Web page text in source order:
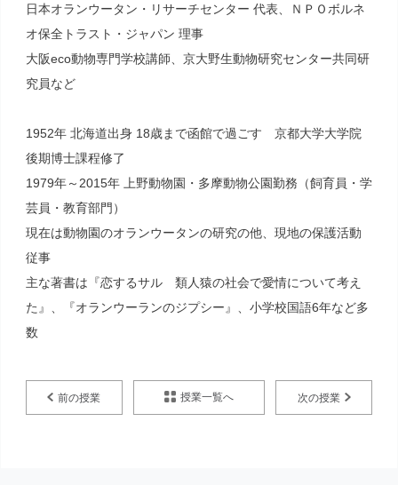
日本オランウータン・リサーチセンター 代表、ＮＰＯボルネ
オ保全トラスト・ジャパン 理事
大阪eco動物専門学校講師、京大野生動物研究センター共同研
究員など
1952年 北海道出身 18歳まで函館で過ごす 京都大学大学院
後期博士課程修了
1979年～2015年 上野動物園・多摩動物公園勤務（飼育員・学
芸員・教育部門）
現在は動物園のオランウータンの研究の他、現地の保護活動
従事
主な著書は『恋するサル 類人猿の社会で愛情について考え
た』、『オランウーランのジプシー』、小学校国語6年など多
数
前の授業 授業一覧へ 次の授業